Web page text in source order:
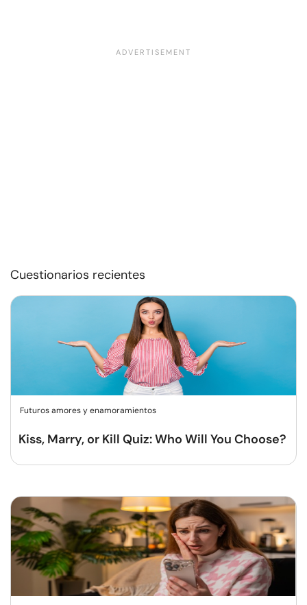
Cuestionarios recientes
Futuros amores y enamoramientos
Kiss, Marry, or Kill Quiz: Who Will You Choose?